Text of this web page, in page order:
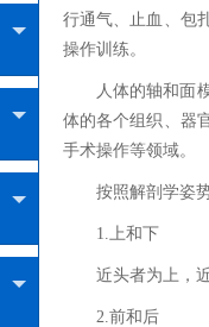
行通气、止血、包
操作训练。
人体的轴和面
体的各个组织、器
手术操作等领域。
按照解剖学姿
1.上和下
近头者为上，
2.前和后